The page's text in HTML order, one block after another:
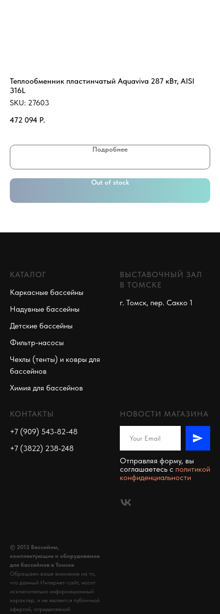
Теплообменник пластинчатый Aquaviva 287 кВт, AISI
316L
SKU: 27603
472 094 Р.
Подробнее
Out of stock
КАТАЛОГ
Каркасные бассейны
Надувные бассейны
Детские бассейны
Фильтр-насосы
Чехлы (тенты) и ковры для
бассейнов
Химия для бассейнов
ВЫСТАВОЧНЫЙ ЗАЛ
В ТОМСКЕ
г. Томск, пер. Сакко 1
КОНТАКТЫ
+7 (909) 543-82-48
+7 (3822) 238-248
НОВОСТИ МАГАЗИНА
Отправляя форму, вы
соглашаетесь c политикой
конфиденциальности
© 2012 Бассейны,
комплектующие и оборудование
для бассейнов в Томске
Обращаем ваше внимание на то,
что данный Интернет-сайт, носит
исключительно информационный
характер, и не является публичной
офертой, определяемой